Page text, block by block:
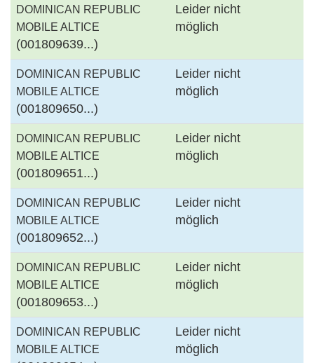
DOMINICAN REPUBLIC
MOBILE ALTICE
(001809639...)
Leider nicht
möglich
DOMINICAN REPUBLIC
MOBILE ALTICE
(001809650...)
Leider nicht
möglich
DOMINICAN REPUBLIC
MOBILE ALTICE
(001809651...)
Leider nicht
möglich
DOMINICAN REPUBLIC
MOBILE ALTICE
(001809652...)
Leider nicht
möglich
DOMINICAN REPUBLIC
MOBILE ALTICE
(001809653...)
Leider nicht
möglich
DOMINICAN REPUBLIC
MOBILE ALTICE
Leider nicht
möglich